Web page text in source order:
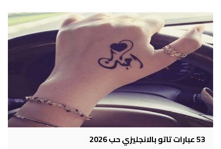
53 عبارات تاتو بالانجليزي حب 2026